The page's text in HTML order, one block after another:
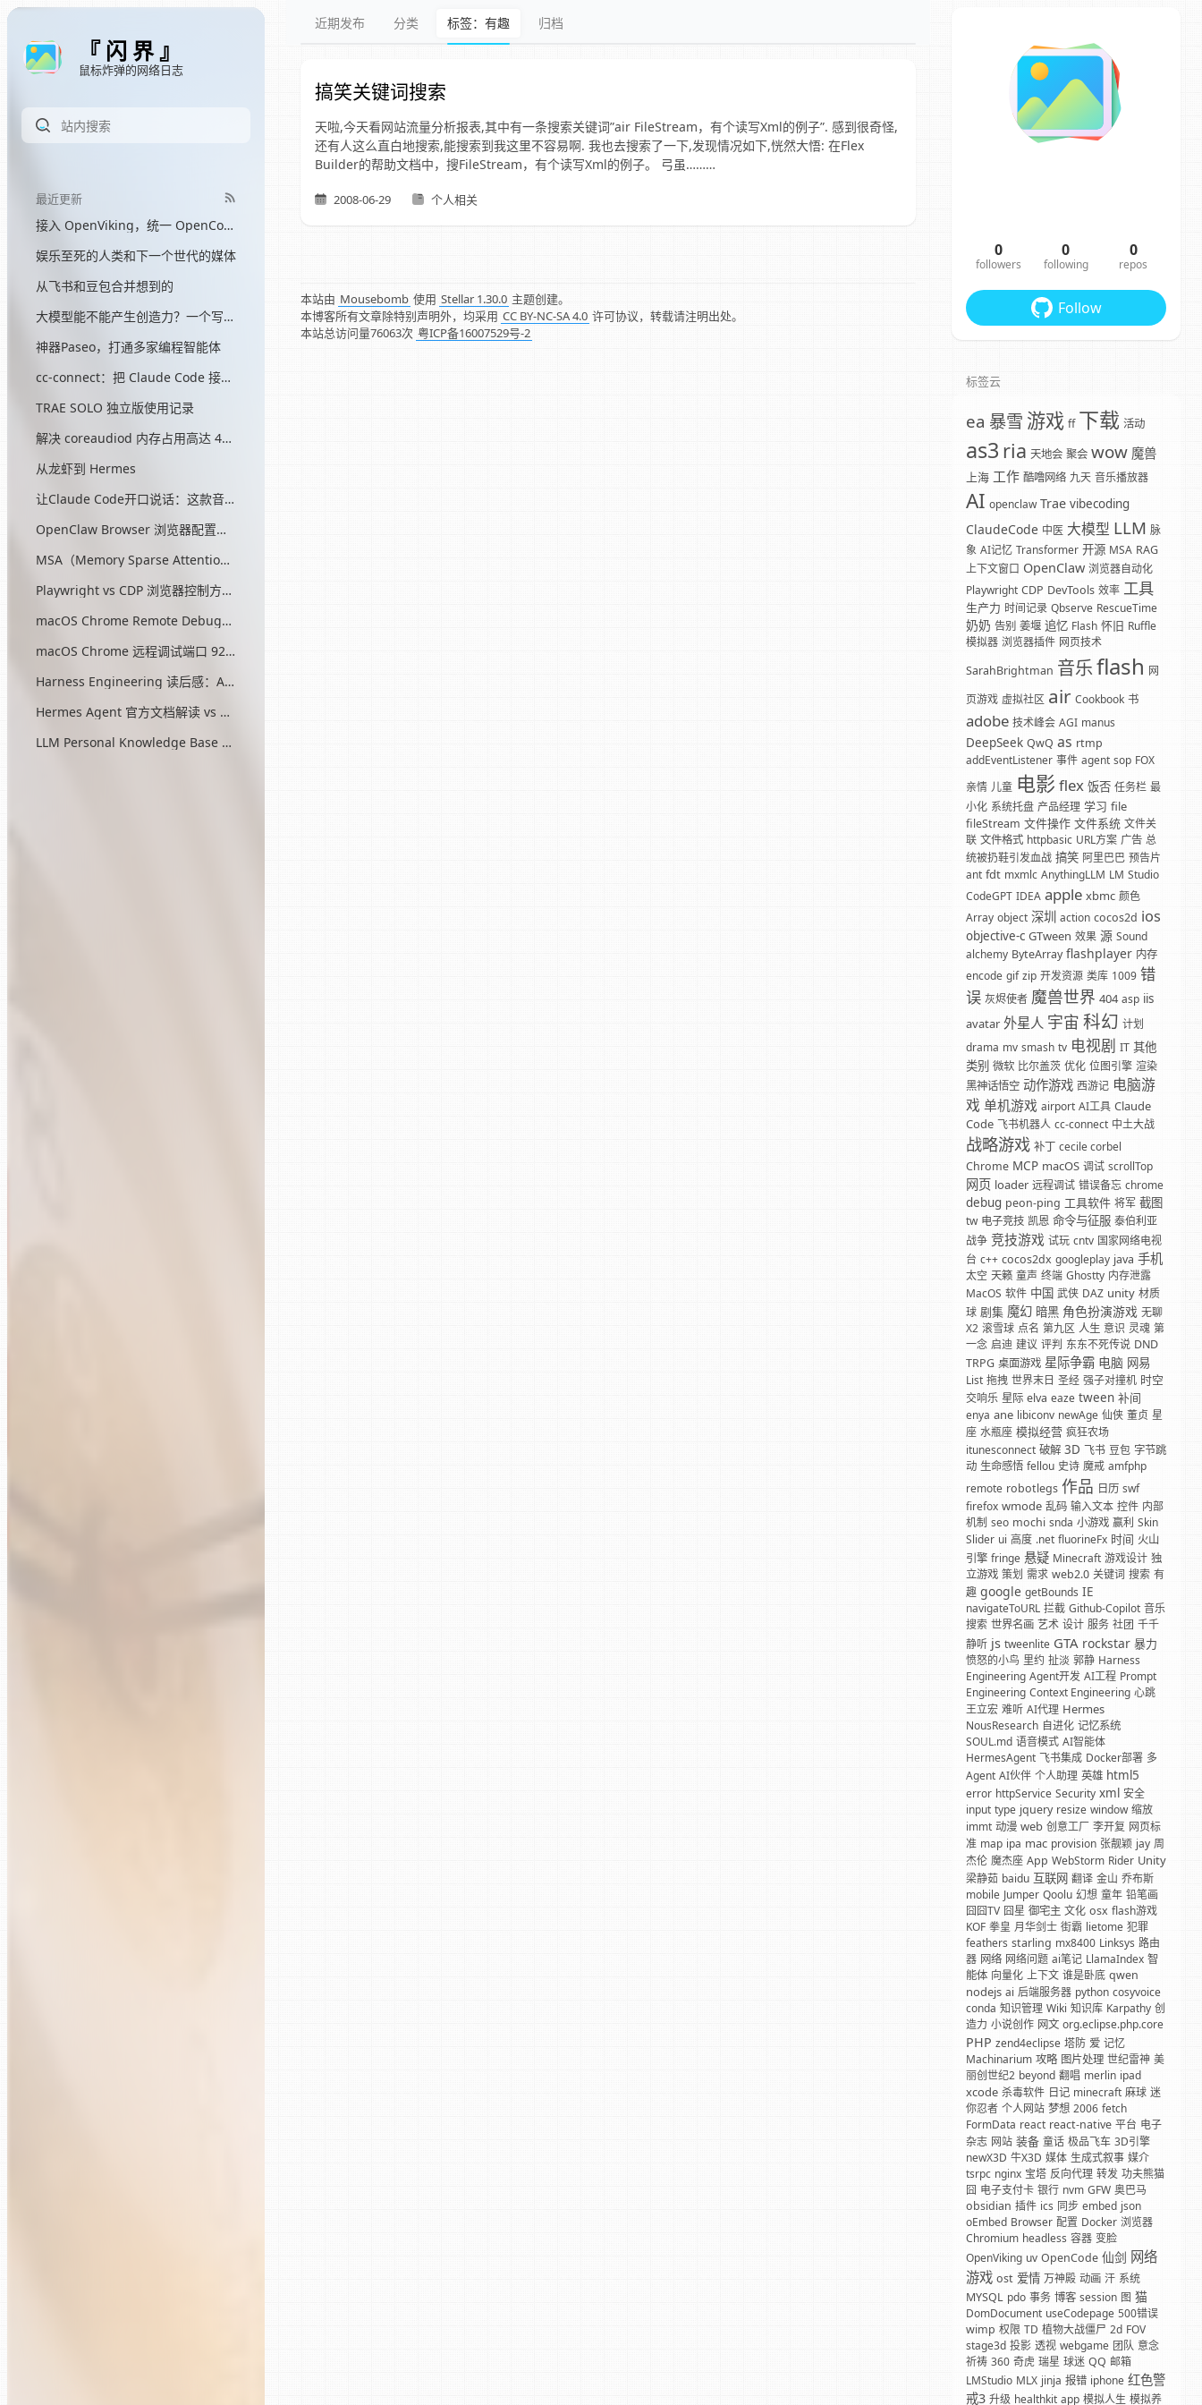
『 闪 界 』
鼠标炸弹的网络日志
最近更新
接入 OpenViking，统一 OpenCode 和 Hermes 的记忆
娱乐至死的人类和下一个世代的媒体
从飞书和豆包合并想到的
大模型能不能产生创造力？一个写了三个月网文的程序员的答案
神器Paseo，打通多家编程智能体
cc-connect：把 Claude Code 接入飞书
TRAE SOLO 独立版使用记录
解决 coreaudiod 内存占用高达 45G 的问题
从龙虾到 Hermes
让Claude Code开口说话：这款音效插件让我把编程玩成了游戏
OpenClaw Browser 浏览器配置指南
MSA（Memory Sparse Attention）— 突破 AI 记忆瓶颈的开源方案
Playwright vs CDP 浏览器控制方式对比
macOS Chrome Remote Debugging 配置
macOS Chrome 远程调试端口 9222 启动问题与最终解决方案
Harness Engineering 读后感：AI工程的第三次范式转移
Hermes Agent 官方文档解读 vs OpenClaw
LLM Personal Knowledge Base Pattern (Karpathy)
近期发布 分类 标签：有趣 归档
搞笑关键词搜索
天啦,今天看网站流量分析报表,其中有一条搜索关键词”air FileStream，有个读写Xml的例子”. 感到很奇怪,
还有人这么直白地搜索,能搜索到我这里不容易啊. 我也去搜索了一下,发现情况如下,恍然大悟: 在Flex
Builder的帮助文档中，搜FileStream，有个读写Xml的例子。 弓虽………
2008-06-29 个人相关
本站由 Mousebomb 使用 Stellar 1.30.0 主题创建。
本博客所有文章除特别声明外，均采用 CC BY-NC-SA 4.0 许可协议，转载请注明出处。
本站总访问量76063次 粤ICP备16007529号-2
0
followers
0
following
0
repos
Follow
标签云
ea 暴雪 游戏 ff 下载 活动
as3 ria 天地会 聚会 wow 魔兽
上海 工作 酷噜网络 九天 音乐播放器
AI openclaw Trae vibecoding
ClaudeCode 中医 大模型 LLM 脉
象 AI记忆 Transformer 开源 MSA RAG
上下文窗口 OpenClaw 浏览器自动化
Playwright CDP DevTools 效率 工具
生产力 时间记录 Qbserve RescueTime
奶奶 告别 姜堰 追忆 Flash 怀旧 Ruffle
模拟器 浏览器插件 网页技术
SarahBrightman 音乐flash 网
页游戏 虚拟社区 air Cookbook 书
adobe 技术峰会 AGI manus
DeepSeek QwQ as rtmp
addEventListener 事件 agent sop FOX
亲情 儿童 电影 flex 饭否 任务栏 最
小化 系统托盘 产品经理 学习 file
fileStream 文件操作 文件系统 文件关
联 文件格式 httpbasic URL方案 广告 总
统被扔鞋引发血战 搞笑 阿里巴巴 预告片
ant fdt mxmlc AnythingLLM LM Studio
CodeGPT IDEA apple xbmc 颜色
Array object 深圳 action cocos2d ios
objective-c GTween 效果 源 Sound
alchemy ByteArray flashplayer 内存
encode gif zip 开发资源 类库 1009 错
误 灰烬使者 魔兽世界 404 asp iis
avatar 外星人 宇宙 科幻 计划
drama mv smash tv 电视剧 IT 其他
类别 微软 比尔盖茨 优化 位图引擎 渲染
黑神话悟空 动作游戏 西游记 电脑游
戏 单机游戏 airport AI工具 Claude
Code 飞书机器人 cc-connect 中土大战
战略游戏 补丁 cecile corbel
Chrome MCP macOS 调试 scrollTop
网页 loader 远程调试 错误备忘 chrome
debug peon-ping 工具软件 将军 截图
tw 电子竞技 凯恩 命令与征服 泰伯利亚
战争 竞技游戏 试玩 cntv 国家网络电视
台 c++ cocos2dx googleplay java 手机
太空 天籁 童声 终端 Ghostty 内存泄露
MacOS 软件 中国 武侠 DAZ unity 材质
球 剧集 魔幻 暗黑 角色扮演游戏 无聊
X2 滚雪球 点名 第九区 人生 意识 灵魂 第
一念 启迪 建议 评判 东东不死传说 DND
TRPG 桌面游戏 星际争霸 电脑 网易
List 拖拽 世界末日 圣经 强子对撞机 时空
交响乐 星际 elva eaze tween 补间
enya ane libiconv newAge 仙侠 董贞 星
座 水瓶座 模拟经营 疯狂农场
itunesconnect 破解 3D 飞书 豆包 字节跳
动 生命感悟 fellou 史诗 魔戒 amfphp
remote robotlegs 作品 日历 swf
firefox wmode 乱码 输入文本 控件 内部
机制 seo mochi snda 小游戏 赢利 Skin
Slider ui 高度 .net fluorineFx 时间 火山
引擎 fringe 悬疑 Minecraft 游戏设计 独
立游戏 策划 需求 web2.0 关键词 搜索 有
趣 google getBounds IE
navigateToURL 拦截 Github-Copilot 音乐
搜索 世界名画 艺术 设计 服务 社团 千千
静听 js tweenlite GTA rockstar 暴力
愤怒的小鸟 里约 扯淡 郭静 Harness
Engineering Agent开发 AI工程 Prompt
Engineering Context Engineering 心跳
王立宏 难听 AI代理 Hermes
NousResearch 自进化 记忆系统
SOUL.md 语音模式 AI智能体
HermesAgent 飞书集成 Docker部署 多
Agent AI伙伴 个人助理 英雄 html5
error httpService Security xml 安全
input type jquery resize window 缩放
immt 动漫 web 创意工厂 李开复 网页标
准 map ipa mac provision 张靓颖 jay 周
杰伦 魔杰座 App WebStorm Rider Unity
梁静茹 baidu 互联网 翻译 金山 乔布斯
mobile Jumper Qoolu 幻想 童年 铅笔画
囧囧TV 囧星 御宅主 文化 osx flash游戏
KOF 拳皇 月华剑士 街霸 lietome 犯罪
feathers starling mx8400 Linksys 路由
器 网络 网络问题 ai笔记 LlamaIndex 智
能体 向量化 上下文 谁是卧底 qwen
nodejs ai 后端服务器 python cosyvoice
conda 知识管理 Wiki 知识库 Karpathy 创
造力 小说创作 网文 org.eclipse.php.core
PHP zend4eclipse 塔防 爱 记忆
Machinarium 攻略 图片处理 世纪雷神 美
丽创世纪2 beyond 翻唱 merlin ipad
xcode 杀毒软件 日记 minecraft 麻球 迷
你忍者 个人网站 梦想 2006 fetch
FormData react react-native 平台 电子
杂志 网站 装备 童话 极品飞车 3D引擎
newX3D 牛X3D 媒体 生成式叙事 媒介
tsrpc nginx 宝塔 反向代理 转发 功夫熊猫
囧 电子支付卡 银行 nvm GFW 奥巴马
obsidian 插件 ics 同步 embed json
oEmbed Browser 配置 Docker 浏览器
Chromium headless 容器 变脸
OpenViking uv OpenCode 仙剑 网络
游戏 ost 爱情 万神殿 动画 汗 系统
MYSQL pdo 事务 博客 session 图 猫
DomDocument useCodepage 500错误
wimp 权限 TD 植物大战僵尸 2d FOV
stage3d 投影 透视 webgame 团队 意念
祈祷 360 奇虎 瑞星 球迷 QQ 邮箱
LMStudio MLX jinja 报错 iphone 红色警
戒3 升级 healthkit app 模拟人生 模拟养